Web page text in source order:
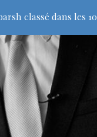
classé dans les